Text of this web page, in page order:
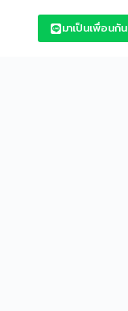
มาเป็นเพื่อนกัน